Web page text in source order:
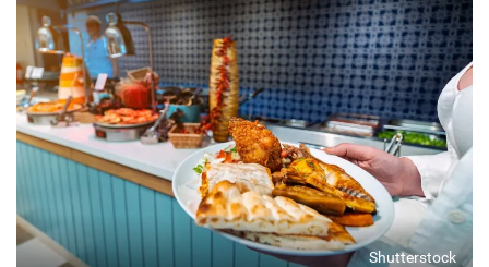
Shutterstock